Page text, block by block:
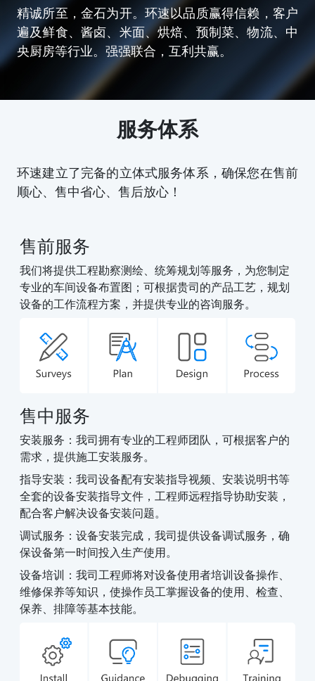
精诚所至，金石为开。环速以品质赢得信赖，客户
遍及鲜食、酱卤、米面、烘焙、预制菜、物流、中
央厨房等行业。强强联合，互利共赢。
服务体系
环速建立了完备的立体式服务体系，确保您在售前
顺心、售中省心、售后放心！
售前服务
我们将提供工程勘察测绘、统筹规划等服务，为您制定
专业的车间设备布置图；可根据贵司的产品工艺，规划
设备的工作流程方案，并提供专业的咨询服务。
售中服务
安装服务：我司拥有专业的工程师团队，可根据客户的
需求，提供施工安装服务。
指导安装：我司设备配有安装指导视频、安装说明书等
全套的设备安装指导文件，工程师远程指导协助安装，
配合客户解决设备安装问题。
调试服务：设备安装完成，我司提供设备调试服务，确
保设备第一时间投入生产使用。
设备培训：我司工程师将对设备使用者培训设备操作、
维修保养等知识，使操作员工掌握设备的使用、检查、
保养、排障等基本技能。